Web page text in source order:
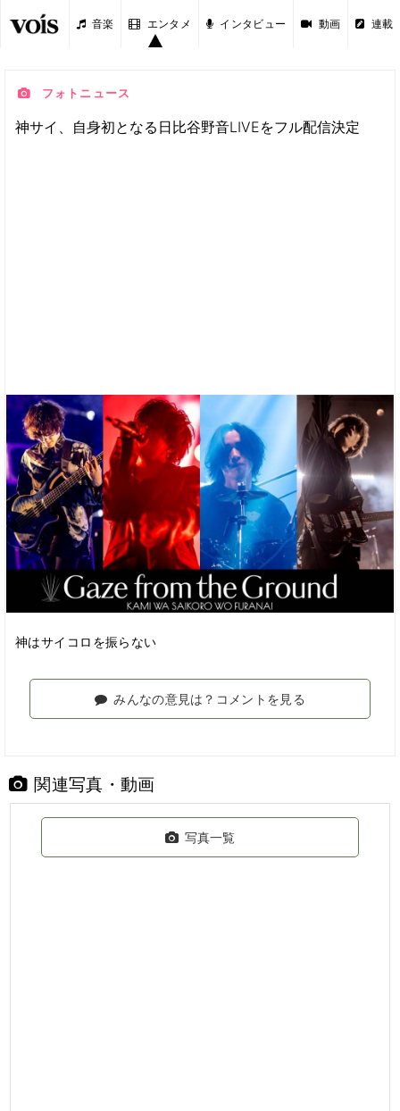
音楽 エンタメ インタビュー 動画 連載
フォトニュース
神サイ、自身初となる日比谷野音LIVEをフル配信決定
神はサイコロを振らない
みんなの意見は？コメントを見る
関連写真・動画
写真一覧